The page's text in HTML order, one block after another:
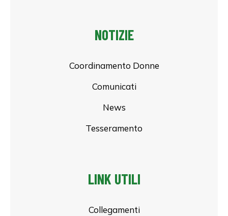
NOTIZIE
Coordinamento Donne
Comunicati
News
Tesseramento
LINK UTILI
Collegamenti